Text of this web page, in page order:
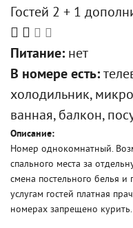
Гостей 2 + 1
Питание: нет
В номере есть:
холодильник,
ванная, балкон,
Описание:
Номер однокомнатный.
спального места за
смена постельного белья
услугам гостей платная
номерах запрещено курить.